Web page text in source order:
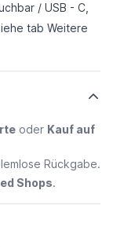
/ USB - C,
tab Weitere
oder Kauf auf
Rückgabe.
Shops.